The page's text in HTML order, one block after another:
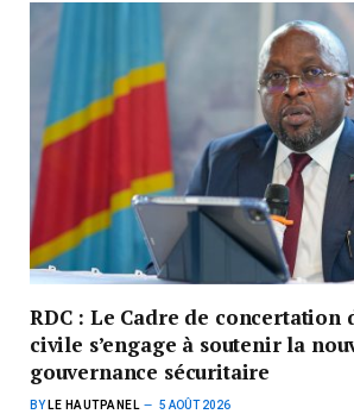
RDC : Le Cadre de concertation
civile s’engage à soutenir la
gouvernance sécuritaire
BY LE HAUTPANEL 5 AOÛT 2026